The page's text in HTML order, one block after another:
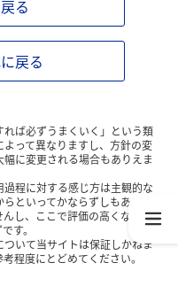
る
戻る
ば必ずうまくいく」という類
って異なりますし、方針の変
に変更される場合もありえま
程に対する感じ方は主観的な
といってかならずしもあなた
し、ここで評価の高くない企
す。
いて当サイトは保証しかねま
程度にとどめてください。